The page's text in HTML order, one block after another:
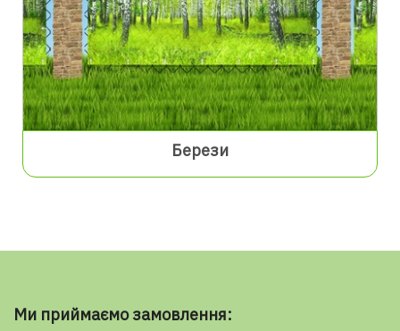
Берези
Ми приймаємо замовлення: